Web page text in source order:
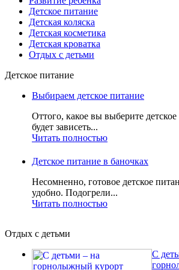
Детское питание
Детская коляска
Детская косметика
Детская кроватка
Отдых с детьми
Детское питание
Выбираем детское питание
Оттого, какое вы выберите
будет зависеть...
Читать полностью
Детское питание в баночках
Несомненно, готовое детское
удобно. Подогрели...
Читать полностью
Отдых с детьми
С